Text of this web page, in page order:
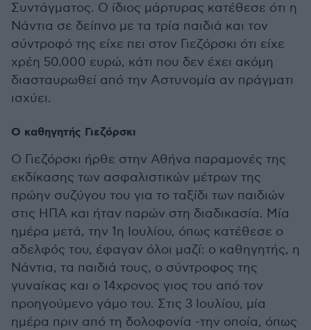
Συντάγματος. Ο ίδιος μάρτυρας κατέθεσε ότι η
Νάντια σε δείπνο με τα τρία παιδιά και τον
σύντροφό της είχε πει στον Γιεζόρσκι ότι είχε
χρέη 50.000 ευρώ, κάτι που δεν έχει ακόμη
διασταυρωθεί από την Αστυνομία αν πράγματι
ισχύει.
Ο καθηγητής Γιεζόρσκι
Ο Γιεζόρσκι ήρθε στην Αθήνα παραμονές της
εκδίκασης των ασφαλιστικών μέτρων της
πρώην συζύγου του για το ταξίδι των παιδιών
στις ΗΠΑ και ήταν παρών στη διαδικασία. Μία
ημέρα μετά, την 1η Ιουλίου, όπως κατέθεσε ο
αδελφός του, έφαγαν όλοι μαζί: ο καθηγητής, η
Νάντια, τα παιδιά τους, ο σύντροφος της
γυναίκας και ο 14χρονος γιος του από τον
προηγούμενο γάμο του. Στις 3 Ιουλίου, μία
ημέρα πριν από τη δολοφονία -την οποία, όπως